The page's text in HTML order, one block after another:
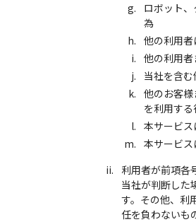
ロボット
為
他の利用
他の利用
当社を含
他のお客
を利用する
本サービ
本サービ
利用者が前項各
当社が判断した
す。その他、利
任を負わないも